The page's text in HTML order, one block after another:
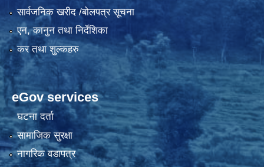
सार्वजनिक खरीद /बोलपत्र सूचना
एन, कानुन तथा निर्देशिका
कर तथा शुल्कहरु
eGov services
घटना दर्ता
सामाजिक सुरक्षा
नागरिक वडापत्र